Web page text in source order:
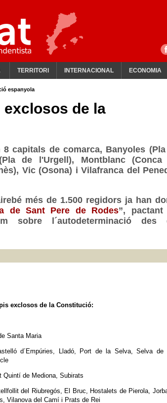
TERRITORI INTERNACIONAL ECONOMIA
espanyola
de la
capitals de comarca, Banyoles
de l'Urgell), Montblanc (Conca
Vic (Osona) i Vilafranca del
més de 1.500 regidors ja han
de Sant Pere de Rodes”, pactant
sobre l´autodeterminació des
exclosos de la Constitució:
Santa Maria
d´Empúries, Lladó, Port de la Selva, Selva de
Quintí de Mediona, Subirats
del Riubregós, El Bruc, Hostalets de Pierola,
Vilanova del Camí i Prats de Rei